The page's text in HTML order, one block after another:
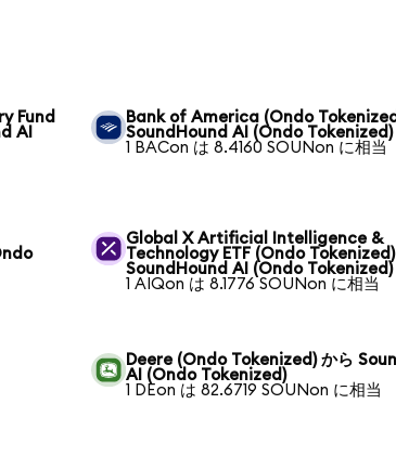
Fund
AI
Bank of America (Ondo
SoundHound AI (Ondo Tokenized)
1 BACon は 8.4160 SOUNon に相当
Global X Artificial Intelligence &
Technology ETF (Ondo Tokenized)
SoundHound AI (Ondo Tokenized)
1 AIQon は 8.1776 SOUNon に相当
Deere (Ondo Tokenized) から
AI (Ondo Tokenized)
1 DEon は 82.6719 SOUNon に相当